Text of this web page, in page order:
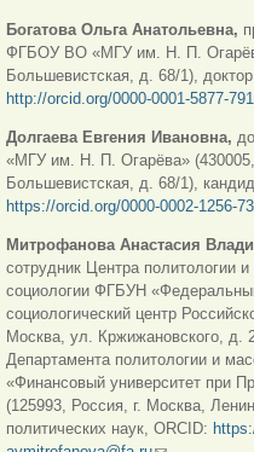
Богатова Ольга Анатольевна,
ФГБОУ ВО «МГУ им. Н. П.
Большевистская, д. 68/1),
http://orcid.org/0000-0001-5877-
Долгаева Евгения Ивановна,
«МГУ им. Н. П. Огарёва»
Большевистская, д. 68/1),
https://orcid.org/0000-0002-1256-
Митрофанова Анастасия
сотрудник Центра политологии
социологии ФГБУН
социологический центр
Москва, ул. Кржижановского, д.
Департамента политологии и
«Финансовый университет при
(125993, Россия, г. Москва,
политических наук, ORCID: